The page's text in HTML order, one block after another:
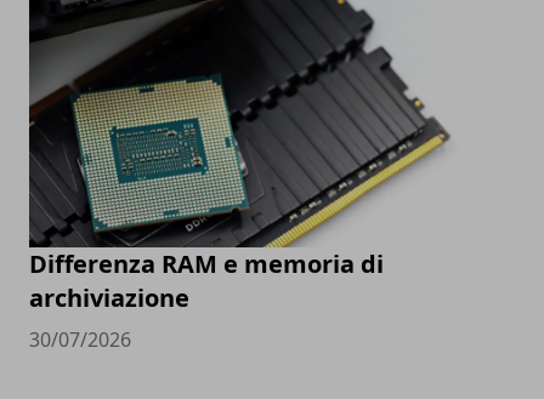
Differenza RAM e memoria di
archiviazione
30/07/2026